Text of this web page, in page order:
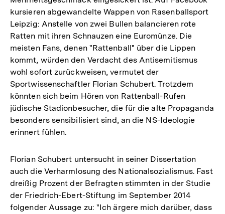
kursieren abgewandelte Wappen von Rasenballsport
Leipzig: Anstelle von zwei Bullen balancieren rote
Ratten mit ihren Schnauzen eine Euromünze. Die
meisten Fans, denen "Rattenball" über die Lippen
kommt, würden den Verdacht des Antisemitismus
wohl sofort zurückweisen, vermutet der
Sportwissenschaftler Florian Schubert. Trotzdem
könnten sich beim Hören von Rattenball-Rufen
jüdische Stadionbesucher, die für die alte Propaganda
besonders sensibilisiert sind, an die NS-Ideologie
erinnert fühlen.
Florian Schubert untersucht in seiner Dissertation
auch die Verharmlosung des Nationalsozialismus. Fast
dreißig Prozent der Befragten stimmten in der Studie
der Friedrich-Ebert-Stiftung im September 2014
folgender Aussage zu: "Ich ärgere mich darüber, dass